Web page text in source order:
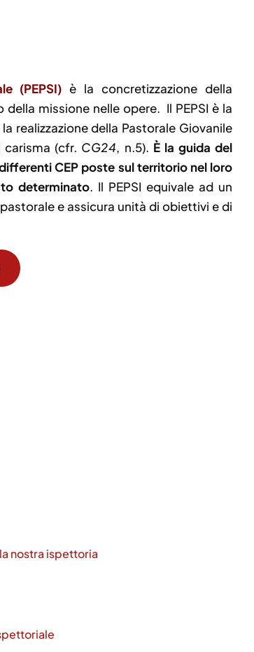
(PEPSI) è la concretizzazione della
missione nelle opere. Il PEPSI è la
realizzazione della Pastorale Giovanile
(cfr. CG24, n.5). È la guida del
CEP poste sul territorio nel loro
determinato. Il PEPSI equivale ad un
e assicura unità di obiettivi e di
nostra ispettoria